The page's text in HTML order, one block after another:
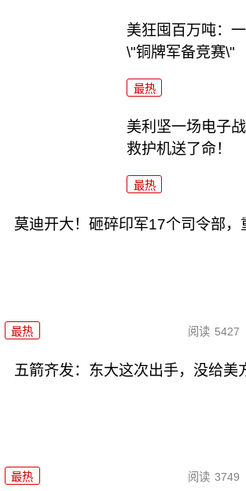
美狂囤百万吨：
\"铜牌军备竞赛\"
最热
美利坚一场电子
救护机送了命！
最热
莫迪开大！砸碎印军17个司令部，
最热 阅读 5427
五箭齐发：东大这次出手，没给美
最热 阅读 3749